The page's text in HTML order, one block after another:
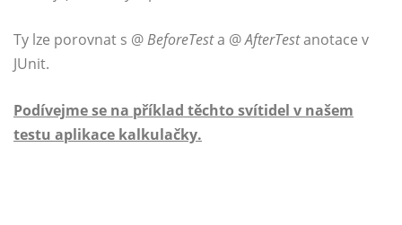
Ty lze porovnat s @BeforeTesta @AfterTestanotace v
JUnit.
Podívejme se na příklad těchto svítidel v našem
testu aplikace kalkulačky.